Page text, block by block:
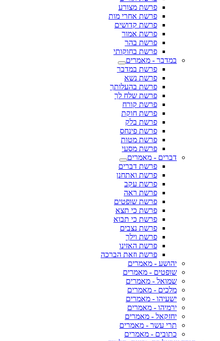
פרשת מצורע
פרשת אחרי מות
פרשת קדושים
פרשת אמור
פרשת בהר
פרשת בחוקותי
במדבר - מאמרים
פרשת במדבר
פרשת נשא
פרשת בהעלותך
פרשת שלח לך
פרשת קורח
פרשת חוקת
פרשת בלק
פרשת פינחס
פרשת מטות
פרשת מסעי
דברים - מאמרים
פרשת דברים
פרשת ואתחנן
פרשת עקב
פרשת ראה
פרשת שופטים
פרשת כי תצא
פרשת כי תבוא
פרשת נצבים
פרשת וילך
פרשת האזינו
פרשת וזאת הברכה
יהושע - מאמרים
שופטים - מאמרים
שמואל - מאמרים
מלכים - מאמרים
ישעיהו - מאמרים
ירמיהו - מאמרים
יחזקאל - מאמרים
תרי עשר - מאמרים
כתובים - מאמרים